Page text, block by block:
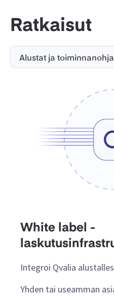
Ratkaisut
Alustat ja
White label -
Integroi Qvalia
Yhden tai useamman